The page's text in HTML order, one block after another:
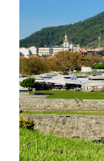
Siracusa) conta
sofreu
preferiu que lhe
Conta-se que
por um soldado
prato à jovem.